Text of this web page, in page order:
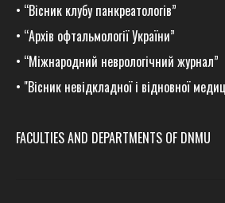
• “Вісник клубу панкреатологів”
• “Архів офтальмології України”
• “Міжнародний неврологічний журнал”
• "Вісник невідкладної і відновної
FACULTIES AND DEPARTMENTS OF DNMU